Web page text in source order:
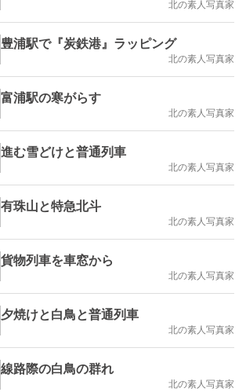
北の素人写真家
豊浦駅で『炭鉄港』ラッピング
北の素人写真家
富浦駅の寒がらす
北の素人写真家
進む雪どけと普通列車
北の素人写真家
有珠山と特急北斗
北の素人写真家
貨物列車を車窓から
北の素人写真家
夕焼けと白鳥と普通列車
北の素人写真家
線路際の白鳥の群れ
北の素人写真家